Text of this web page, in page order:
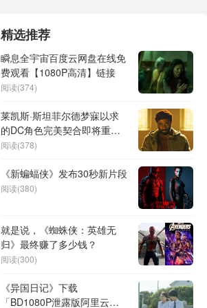
精选推荐
瞬息全宇宙百度云网盘在线免
费观看【1080P高清】链接
阅读(374)
莱凯斯·斯坦菲尔德梦寐以求
的DC角色完美契合即将重启
的蝙蝠侠电影
阅读(378)
《新蝙蝠侠》发布30秒新片段
阅读(380)
就是说，《蜘蛛侠：英雄无
归》最终赚了多少钱？
阅读(300)
《异国日记》下载
「BD1080P泄露版阿里云